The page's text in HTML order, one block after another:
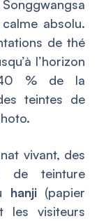
absolu.
de thé
l’horizon
% de la
teintes de
vivant, des
de teinture
hanji(papier
les visiteurs